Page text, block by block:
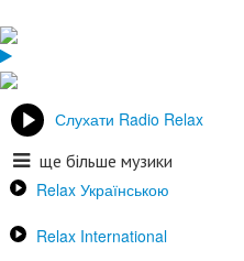
Слухати Radio Relax
ще більше музики
Relax Українською
Relax International